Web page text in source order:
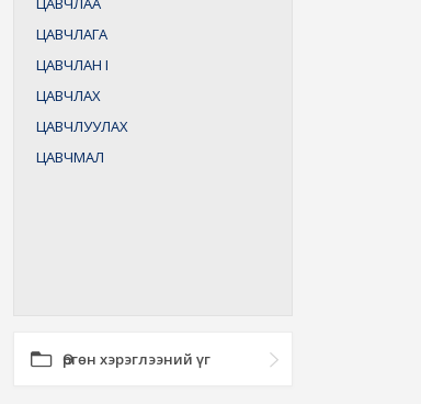
ЦАВЧЛАГА
ЦАВЧЛАН I
ЦАВЧЛАХ
ЦАВЧЛУУЛАХ
ЦАВЧМАЛ
Өргөн хэрэглээний үг